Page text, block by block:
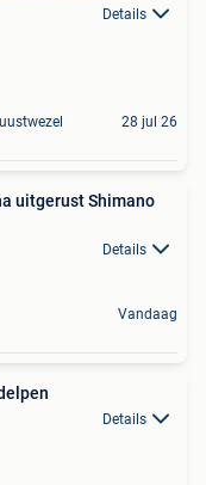
Details
28 jul 26
uitgerust Shimano
Details
Vandaag
Details